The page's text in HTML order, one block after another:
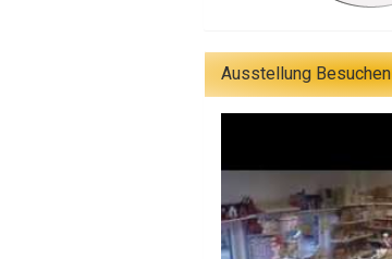
Ausstellung Besuchen